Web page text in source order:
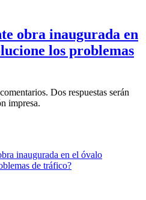
obra inaugurada en
los problemas
Dos respuestas serán
impresa.